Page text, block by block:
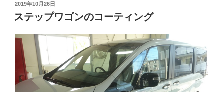
投
稿
日:
2019年10月26日
ステップワゴンのコーティング